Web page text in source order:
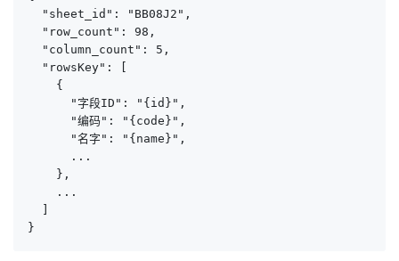
  "sheet_id": "BB08J2",
  "row_count": 98,
  "column_count": 5,
  "rowsKey": [
    {
      "字段ID": "{id}",
      "编码": "{code}",
      "名字": "{name}",
      ...
    },
    ...
  ]
}